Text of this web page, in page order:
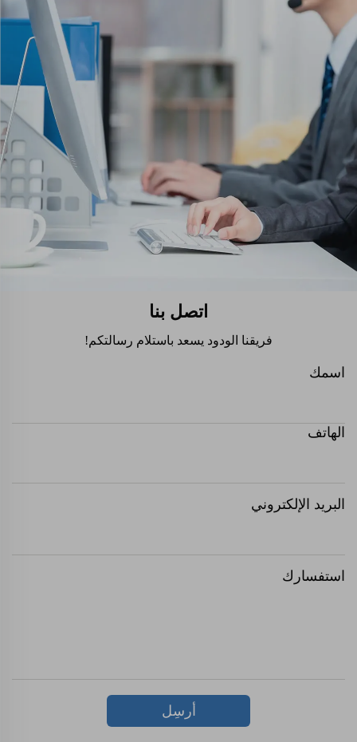
اتصل بنا
فريقنا الودود يسعد باستلام رسالتكم!
اسمك
الهاتف
البريد الإلكتروني
استفسارك
أرسِل